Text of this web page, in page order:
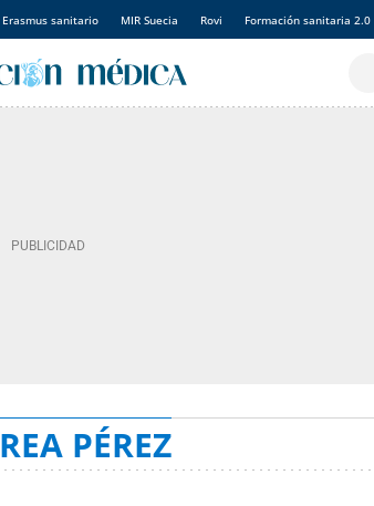
Erasmus sanitario MIR Suecia Rovi Formación sanitaria 2.0
PÉREZ